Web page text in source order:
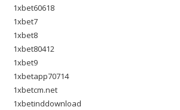
1xbet60618
1xbet7
1xbet8
1xbet80412
1xbet9
1xbetapp70714
1xbetcm.net
1xbetinddownload